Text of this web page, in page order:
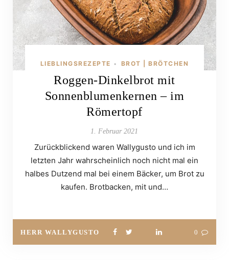
LIEBLINGSREZEPTE • BROT | BRÖTCHEN
Roggen-Dinkelbrot mit
Sonnenblumenkernen – im
Römertopf
1. Februar 2021
Zurückblickend waren Wallygusto und ich im
letzten Jahr wahrscheinlich noch nicht mal ein
halbes Dutzend mal bei einem Bäcker, um Brot zu
kaufen. Brotbacken, mit und…
HERR WALLYGUSTO 0